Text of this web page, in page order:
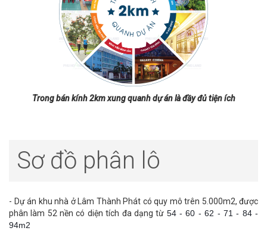
Trong bán kính 2km xung quanh dự án là đầy đủ tiện ích
Sơ đồ phân lô
- Dự án khu nhà ở Lâm Thành Phát có quy mô trên 5.000m2, được
phân làm 52 nền có diện tích đa dạng từ 54 - 60 - 62 - 71 - 84 -
94m2